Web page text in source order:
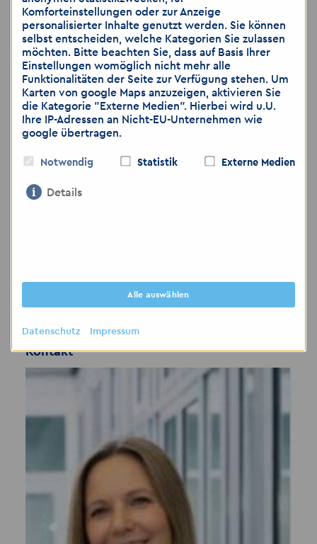
Wir freuen uns auf Ihre Bewerbung
Hinweis: Wir weisen darauf hin, dass die
Übermittlung von personenbezogenen Daten
achten Sie darauf, dass Sie lediglich dann
wenn Sie das Risiko als gering einschätzen.
Kontakt
Komforteinstellungen oder zur Anzeige
personalisierter Inhalte genutzt werden. Sie können
selbst entscheiden, welche Kategorien Sie zulassen
möchten. Bitte beachten Sie, dass auf Basis Ihrer
Einstellungen womöglich nicht mehr alle
Funktionalitäten der Seite zur Verfügung stehen. Um
Karten von google Maps anzuzeigen, aktivieren Sie
die Kategorie "Externe Medien". Hierbei wird u.U.
Ihre IP-Adressen an Nicht-EU-Unternehmen wie
google übertragen.
Notwendig Statistik Externe Medien
Details
Alle auswählen
Datenschutz Impressum